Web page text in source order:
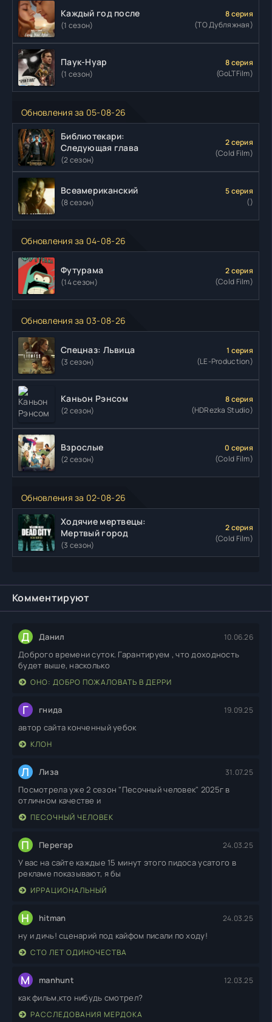
Каждый год после
(1 сезон)
8 серия
(ТО Дубляжная)
Паук-Нуар
(1 сезон)
8 серия
(GoLTFilm)
Обновления за 05-08-26
Библиотекари:
Следующая глава
(2 сезон)
2 серия
(Cold Film)
Всеамериканский
(8 сезон)
5 серия
()
Обновления за 04-08-26
Футурама
(14 сезон)
2 серия
(Cold Film)
Обновления за 03-08-26
Спецназ: Львица
(3 сезон)
1 серия
(LE-Production)
Каньон Рэнсом
(2 сезон)
8 серия
(HDRezka Studio)
Взрослые
(2 сезон)
0 серия
(Cold Film)
Обновления за 02-08-26
Ходячие мертвецы:
Мертвый город
(3 сезон)
2 серия
(Cold Film)
Комментируют
Д Данил 10.06.26
Доброго времени суток. Гарантируем , что доходность
будет выше, насколько
ОНО: ДОБРО ПОЖАЛОВАТЬ В ДЕРРИ
Г гнида 19.09.25
автор сайта конченный уебок
КЛОН
Л Лиза 31.07.25
Посмотрела уже 2 сезон "Песочный человек" 2025г в
отличном качестве и
ПЕСОЧНЫЙ ЧЕЛОВЕК
П Перегар 24.03.25
У вас на сайте каждые 15 минут этого пидоса усатого в
рекламе показывают, я бы
ИРРАЦИОНАЛЬНЫЙ
H hitman 24.03.25
ну и дичь! сценарий под кайфом писали по ходу!
СТО ЛЕТ ОДИНОЧЕСТВА
M manhunt 12.03.25
как фильм,кто нибудь смотрел?
РАССЛЕДОВАНИЯ МЕРДОКА